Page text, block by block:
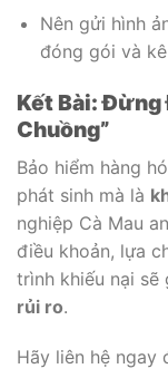
Nên gửi hình
đóng gói và
Kết Bài: Đừng
Chuồng”
Bảo hiểm hàng
phát sinh mà là
nghiệp Cà Mau
điều khoản, lựa
trình khiếu nại sẽ
rủi ro.
Hãy liên hệ ngay